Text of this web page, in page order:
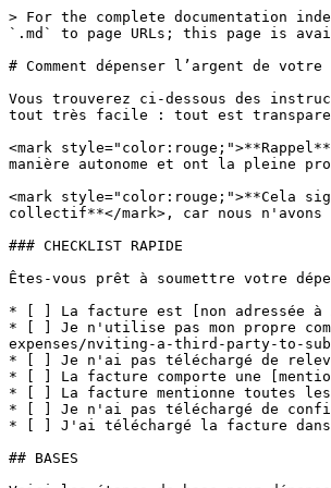
> For the complete documentation index, see [llms.txt](https://docs.allforclimate.earth/llms.txt). Markdown versions of documentation pages are available by appending `.md` to page URLs; this page is available as [Markdown](https://docs.allforclimate.earth/all-for-climate/fr/collectives/spending-money.md).

# Comment dépenser l’argent de votre solde

Vous trouverez ci-dessous des instructions sur la manière de dépenser l'argent de votre solde collectif. Suivre et tracer les dépenses via Open Collective rend le tout très facile : tout est transparent et des rapports sont générés automatiquement.

<mark style="color:rouge;">**Rappel**</mark>: All for Climate a un partenariat non constitué en société avec tous les collectifs. Les collectifs gèrent leur budget de manière autonome et ont la pleine propriété de leurs projets.

<mark style="color:rouge;">**Cela signifie que vous ne pouvez jamais facturer ou adresser une facture à All for Climate pour des activités au sein de votre collectif**</mark>, car nous n'avons pas la propriété de vos activités. Elles font partie de votre collectif, pas d'All for Climate.

### CHECKLIST RAPIDE

Êtes-vous prêt à soumettre votre dépense ? Veuillez vérifier une dernière fois que tout ce qui figure dans cette liste de contrôle est inclus.

* [ ] La facture est [non adressée à A4C](#option-2-invoices)
* [ ] Je n'utilise pas mon propre compte pour [rembourser quelqu'un d'autre](https://docs.opencollective.com/help/expenses-and-getting-paid/submitting-expenses/nviting-a-third-party-to-submit-an-expense)
* [ ] Je n'ai pas téléchargé de relevé bancaire ou de demande de devis
* [ ] La facture comporte une [mention fiscale](#option-2-invoices)
* [ ] La facture mentionne toutes les [coordonnées du fournisseur](#option-2-invoices)
* [ ] Je n'ai pas téléchargé de confirmation de commande&#x20;
* [ ] J'ai téléchargé la facture dans la devise indiquée sur celle-ci (et utilisé le convertisseur intégré)

## BASES

Voici les étapes de base pour dépenser l'argent du solde de votre collectif :

* Quelqu'un soumet une [dépense](https://docs.opencollective.com/help/expenses-and-getting-paid/submitting-expenses).
  * Il existe deux